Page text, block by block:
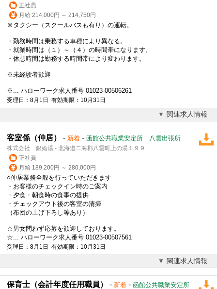
正社員
月給 214,000円 ～ 214,750円
※タクシー（スクールバスも有り）の運転。
・勤務時間は乗務する車種により異なる。
・就業時間は（１）～（４）の時間帯になります。
・休憩時間は勤務する時間帯により変わります。
※未経験者歓迎
※... ハローワーク求人番号 01023-00506261
受理日：8月1日 有効期限：10月31日
関連求人情報
客室係（仲居） - 新着 - 函館公共職業安定所 八雲出張所
株式会社 銀婚湯 - 北海道二海郡八雲町上の湯１９９
正社員
月給 189,200円 ～ 280,000円
○仲居業務全般を行っていただきます
・お客様のチェックイン時のご案内
・夕食・朝食時の食事の提供
・チェックアウト後の客室の清掃
（布団の上げ下ろし等あり）
☆男女問わず応募を歓迎しております。
☆... ハローワーク求人番号 01023-00507561
受理日：8月1日 有効期限：10月31日
関連求人情報
保育士（会計年度任用職員） - 新着 - 函館公共職業安定所